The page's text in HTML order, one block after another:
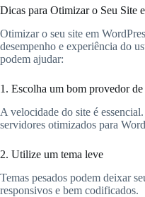
Dicas para Otimizar o Seu Site
Otimizar o seu site em
desempenho e experiência do
podem ajudar:
1. Escolha um bom provedor de
A velocidade do site é
servidores otimizados para
2. Utilize um tema leve
Temas pesados podem deixar
responsivos e bem codificados.